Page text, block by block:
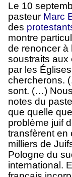
Le 10
pasteur Marc
des
montre
de renoncer à
soustraits aux
par les
chercherons.
sont. (…)
notes du
que quelle
problème juif
transfèrent en
milliers de
Pologne du
international.